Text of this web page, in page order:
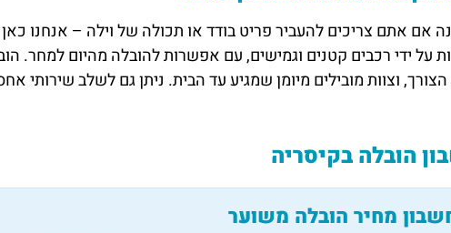
אם אתם צריכים להעביר פריט בודד או תכולה של וילה – אנחנו
על ידי רכבים קטנים וגמישים, עם אפשרות להובלה מהיום למחר.
וצוות מובילים מיומן שמגיע עד הבית. ניתן גם לשלב שירותי
הובלה בקיסריה
מחיר הובלה משוער